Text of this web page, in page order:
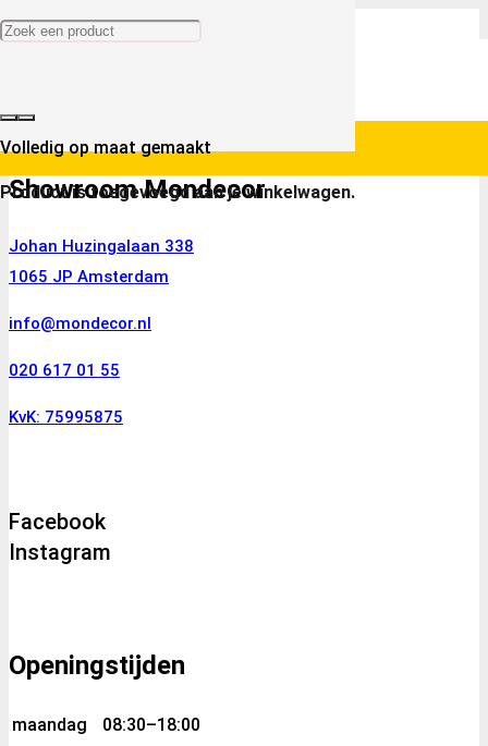
Productis toegevoegd aan je winkelwagen.
Volledig op maat gemaakt
Showroom Mondecor
Johan Huzingalaan 338
1065 JP Amsterdam
info@mondecor.nl
020 617 01 55
KvK: 75995875
Facebook
Instagram
Openingstijden
maandag
08:30–18:00